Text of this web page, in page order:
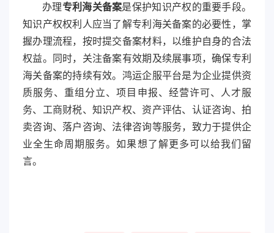
办理专利海关备案是保护知识产权的重要手段。
知识产权权利人应当了解专利海关备案的必要性，掌
握办理流程，按时提交备案材料，以维护自身的合法
权益。同时，关注备案有效期及续展事项，确保专利
海关备案的持续有效。鸿运企服平台是为企业提供资
质服务、重组分立、项目申报、经营许可、人才服
务、工商财税、知识产权、资产评估、认证咨询、拍
卖咨询、落户咨询、法律咨询等服务，致力于提供企
业全生命周期服务。如果想了解更多可以给我们留
言。